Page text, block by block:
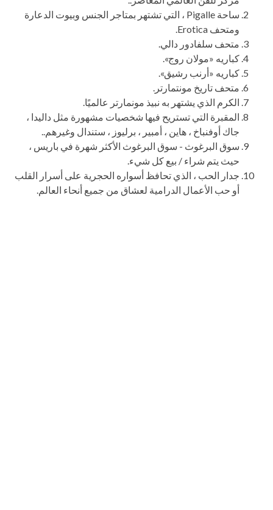
ساحة Pigalle ، التي تشتهر بمتاجر الجنس وبيوت الدعارة
ومتحف Erotica.
متحف سلفادور دالي.
كباريه «مولان روج».
كباريه «أرنب رشيق».
متحف تاريخ مونتمارتر.
الكرم الذي يشتهر به نبيذ مونمارتر عالميًا.
المقبرة التي تستريح فيها شخصيات مشهورة مثل داليدا ،
جاك أوفنباخ ، هاين ، أمبير ، برليوز ، ستندال وغيرهم..
سوق البرغوث - سوق البرغوث الأكثر شهرة في باريس ،
حيث يتم شراء / بيع كل شيء.
جدار الحب ، الذي تحافظ أسواره الحجرية على أسرار القلب
أو حب الأعمال الدرامية لعشاق من جميع أنحاء العالم.